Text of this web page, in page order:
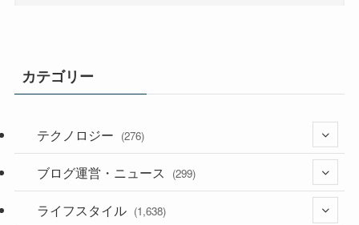
カテゴリー
テクノロジー (276)
(36)
(187)
ブログ運営・ニュース (299)
(118)
ライフスタイル (1,638)